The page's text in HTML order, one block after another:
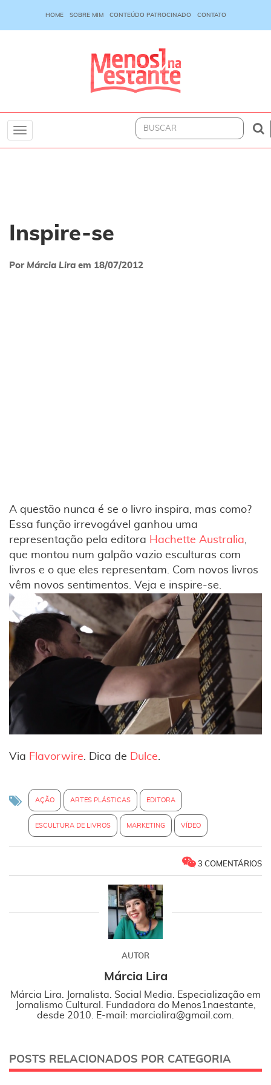
HOME SOBRE MIM CONTEÚDO PATROCINADO CONTATO
Toggle
Inspire-se
Por Márcia Lira em 18/07/2012
A questão nunca é se o livro inspira, mas como?
Essa função irrevogável ganhou uma
representação pela editora Hachette Australia,
que montou num galpão vazio esculturas com
livros e o que eles representam. Com novos livros
vêm novos sentimentos. Veja e inspire-se.
Via Flavorwire . Dica de Dulce
AÇÃO ARTES PLÁSTICAS EDITORA
ESCULTURA DE LIVROS MARKETING VÍDEO
3 COMENTÁRIOS
AUTOR
Márcia Lira
Márcia Lira. Jornalista. Social Media. Especialização em
Jornalismo Cultural. Fundadora do Menos1naestante,
desde 2010. E-mail: marcialira@gmail.com.
POSTS RELACIONADOS POR CATEGORIA